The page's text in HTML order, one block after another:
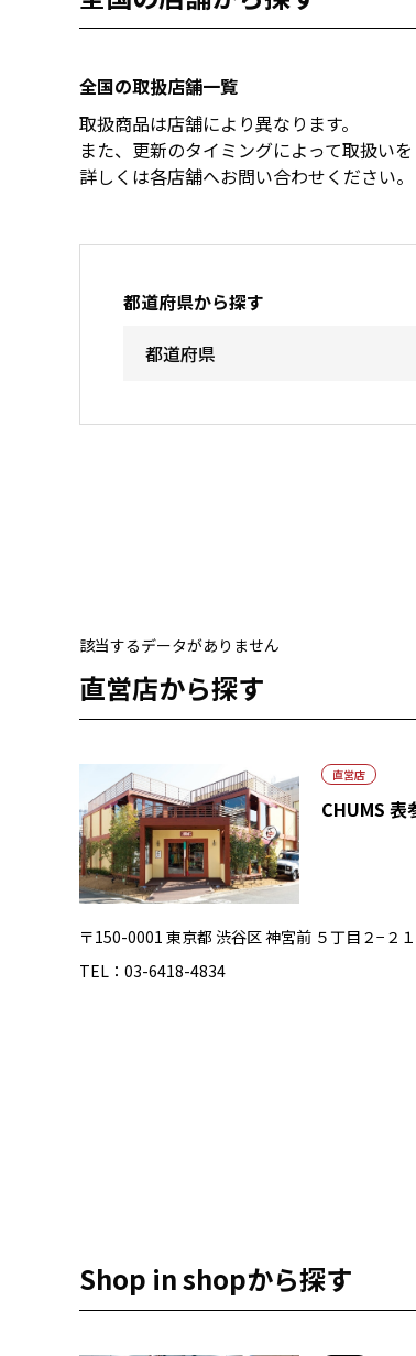
全国の取扱店舗一覧
取扱商品は店舗により異なります。
また、更新のタイミングによって取扱い
詳しくは各店舗へお問い合わせください。
都道府県から探す
該当するデータがありません
直営店から探す
直営店
CHUMS 表
〒150-0001 東京都 渋谷区 神宮前 ５丁目２−２１
TEL：03-6418-4834
Shop in shopから探す